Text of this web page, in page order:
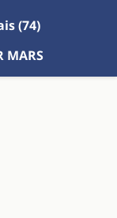
(74)
MARS